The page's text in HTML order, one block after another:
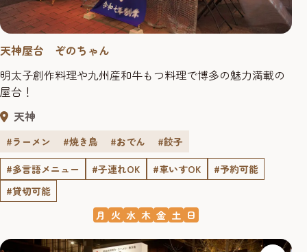
天神屋台 ぞのちゃん
明太子創作料理や九州産和牛もつ料理で博多の魅力満載の
屋台！
天神
#ラーメン #焼き鳥 #おでん
#餃子
#多言語メニュー
#子連れOK #車いすOK
#予約可能
#貸切可能
月 火 水 木 金 土 日